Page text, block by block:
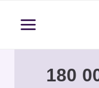
contenu
180